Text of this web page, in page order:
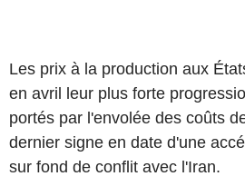
Les prix à la production aux
en avril leur plus forte
portés par l'envolée des coûts
dernier signe en date d'une
sur fond de conflit avec l'Iran.